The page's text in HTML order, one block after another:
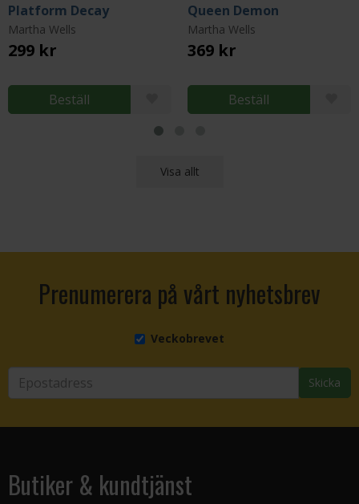
Platform Decay
Martha Wells
299 kr
Beställ
Queen Demon
Martha Wells
369 kr
Beställ
Visa allt
Prenumerera på vårt nyhetsbrev
Veckobrevet
Skicka
Butiker & kundtjänst